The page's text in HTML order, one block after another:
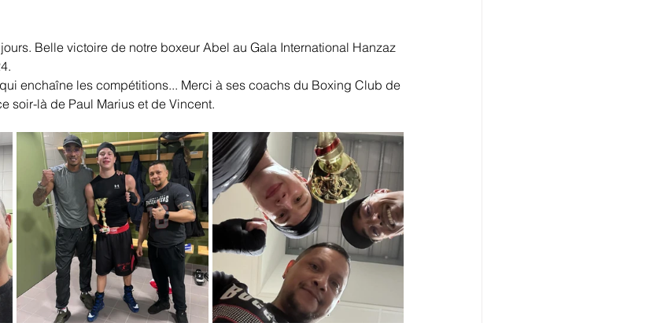
Belle victoire de notre boxeur Abel au Gala International Hanzaz
enchaîne les compétitions... Merci à ses coachs du Boxing Club de
soir-là de Paul Marius et de Vincent.